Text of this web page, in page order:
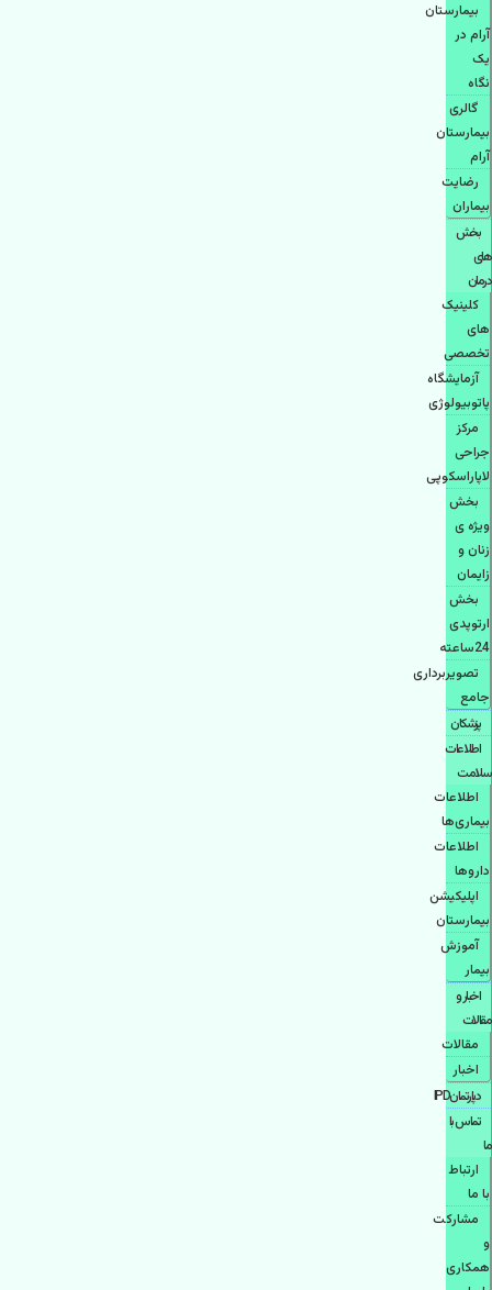
بیمارستان
آرام در
یک
نگاه
گالری
بیمارستان
آرام
رضایت
بیماران
بخش
های
درمان
کلینیک
های
تخصصی
آزمایشگاه
پاتوبیولوژی
مرکز
جراحی
لاپاراسکوپی
بخش
ویژه ی
زنان و
زایمان
بخش
ارتوپدی
24ساعته
تصویربرداری
جامع
پزشكان
اطلاعات
سلامت
اطلاعات
بیماری‌ها
اطلاعات
دارو‌ها
اپليكيشن
بيمارستان
آموزش
بیمار
اخبار و
مقالات
مقالات
اخبار
دپارتمانIPD
تماس با
ما
ارتباط
با ما
مشاركت
و
همكاری